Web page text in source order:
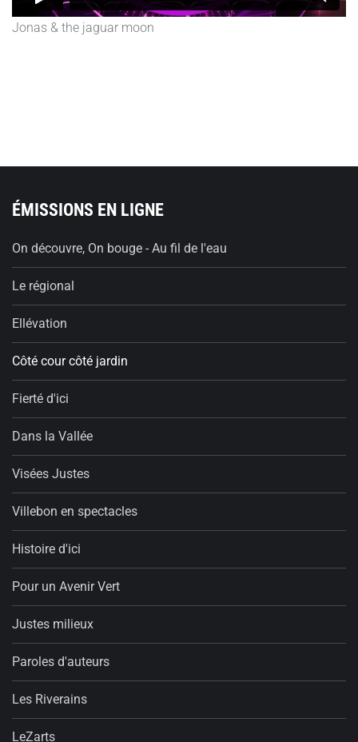
Jonas & the jaguar moon
ÉMISSIONS EN LIGNE
On découvre, On bouge - Au fil de l'eau
Le régional
Ellévation
Côté cour côté jardin
Fierté d'ici
Dans la Vallée
Visées Justes
Villebon en spectacles
Histoire d'ici
Pour un Avenir Vert
Justes milieux
Paroles d'auteurs
Les Riverains
LeZarts